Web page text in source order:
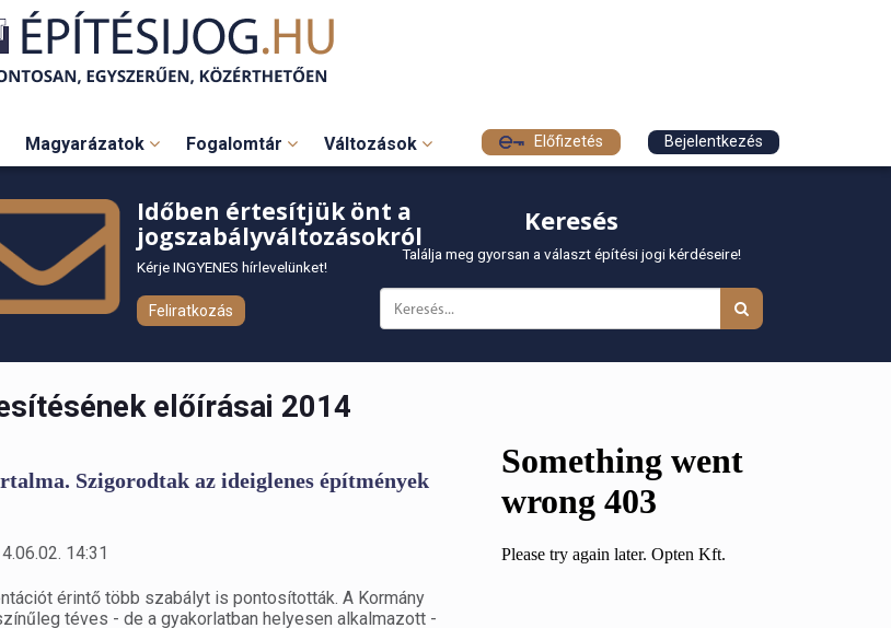
Magyarázatok Fogalomtár Változások Előfizetés Bejelentkezés
Időben értesítjük önt a
jogszabályváltozásokról
Kérje INGYENES hírlevelünket!
Feliratkozás
Keresés
Találja meg gyorsan a választ építési jogi kérdéseire!
előírásai 2014
Szigorodtak az ideiglenes építmények
14:31
érintő több szabályt is pontosították. A Kormány
téves - de a gyakorlatban helyesen alkalmazott -